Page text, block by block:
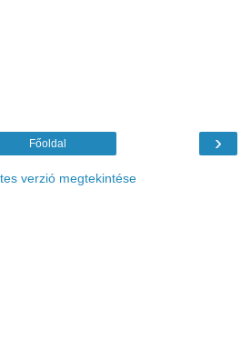
›
Főoldal
verzió megtekintése